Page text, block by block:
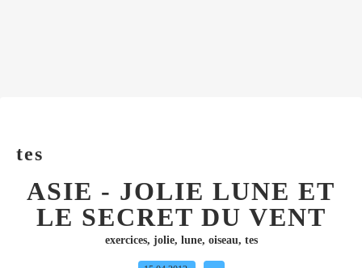
tes
ASIE - JOLIE LUNE ET
LE SECRET DU VENT
exercices, jolie, lune, oiseau, tes